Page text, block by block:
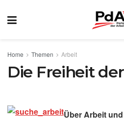
Home Themen Arbeit
Die Freiheit
Über Arbeit